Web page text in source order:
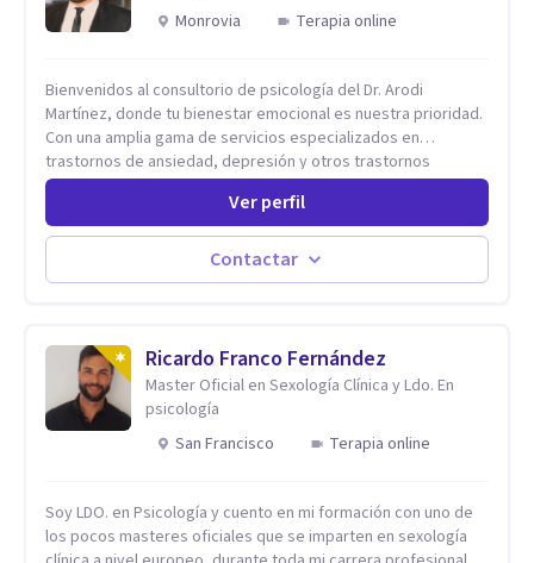
Monrovia
Terapia online
Bienvenidos al consultorio de psicología del Dr. Arodi
Martínez, donde tu bienestar emocional es nuestra prioridad.
Con una amplia gama de servicios especializados en
trastornos de ansiedad, depresión y otros trastornos
emocionales, estamos dedicados a ofrecerte el mejor
tratamiento para mejorar tu salud mental. En nuestro
consultorio, ofrecemos una variedad de terapias y
tratamientos diseñados para satisfacer tus necesidades
específicas: Terapia para Trastornos de Ansiedad y
para ayudarte a recuperar tu bienestar emocional. Terapia
Individual, de Pareja y Familiar: Trabajamos contigo y tus
seres queridos para fortalecer las relaciones y mejorar la
dinámica familiar. Evaluaciones Psicológicas y Terapias
Especializadas: Terapia cognitivo-conductual Terapia de
Tratamiento de Traumas y Trastornos de Estrés
Postraumático: Ofrecemos apoyo psicológico para ayudarte
Ver perfil
Contactar
Ricardo Franco Fernández
Master Oficial en Sexología Clínica y Ldo. En
psicología
San Francisco
Terapia online
Soy LDO. en Psicología y cuento en mi formación con uno de
los pocos masteres oficiales que se imparten en sexología